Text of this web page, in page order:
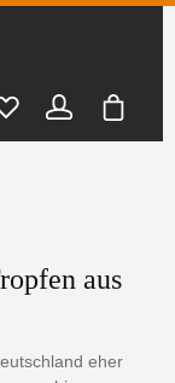
aus
eher